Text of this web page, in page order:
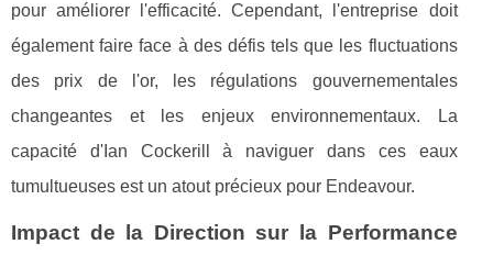
pour améliorer l'efficacité. Cependant, l'entreprise doit
également faire face à des défis tels que les fluctuations
des prix de l'or, les régulations gouvernementales
changeantes et les enjeux environnementaux. La
capacité d'Ian Cockerill à naviguer dans ces eaux
tumultueuses est un atout précieux pour Endeavour.
Impact de la Direction sur la Performance